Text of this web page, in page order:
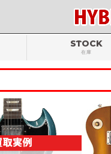
STOCK
在庫